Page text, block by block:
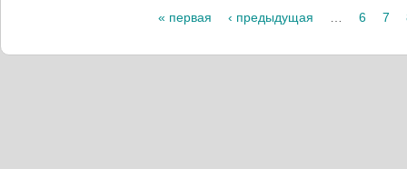
« первая ‹ предыдущая … 6 7